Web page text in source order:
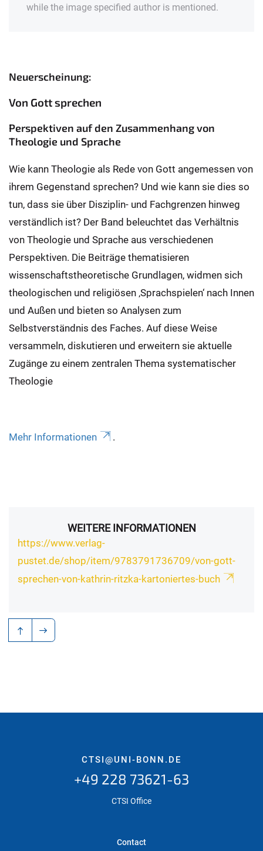
while the image specified author is mentioned.
Neuerscheinung:
Von Gott sprechen
Perspektiven auf den Zusammenhang von
Theologie und Sprache
Wie kann Theologie als Rede von Gott angemessen von
ihrem Gegenstand sprechen? Und wie kann sie dies so
tun, dass sie über Disziplin- und Fachgrenzen hinweg
verständlich ist? Der Band beleuchtet das Verhältnis
von Theologie und Sprache aus verschiedenen
Perspektiven. Die Beiträge thematisieren
wissenschaftstheoretische Grundlagen, widmen sich
theologischen und religiösen ‚Sprachspielen‘ nach Innen
und Außen und bieten so Analysen zum
Selbstverständnis des Faches. Auf diese Weise
versammeln, diskutieren und erweitern sie aktuelle
Zugänge zu einem zentralen Thema systematischer
Theologie
Mehr Informationen .
WEITERE INFORMATIONEN
https://www.verlag-
pustet.de/shop/item/9783791736709/von-gott-
sprechen-von-kathrin-ritzka-kartoniertes-buch
CTSI@UNI-BONN.DE
+49 228 73621-63
CTSI Office
Contact